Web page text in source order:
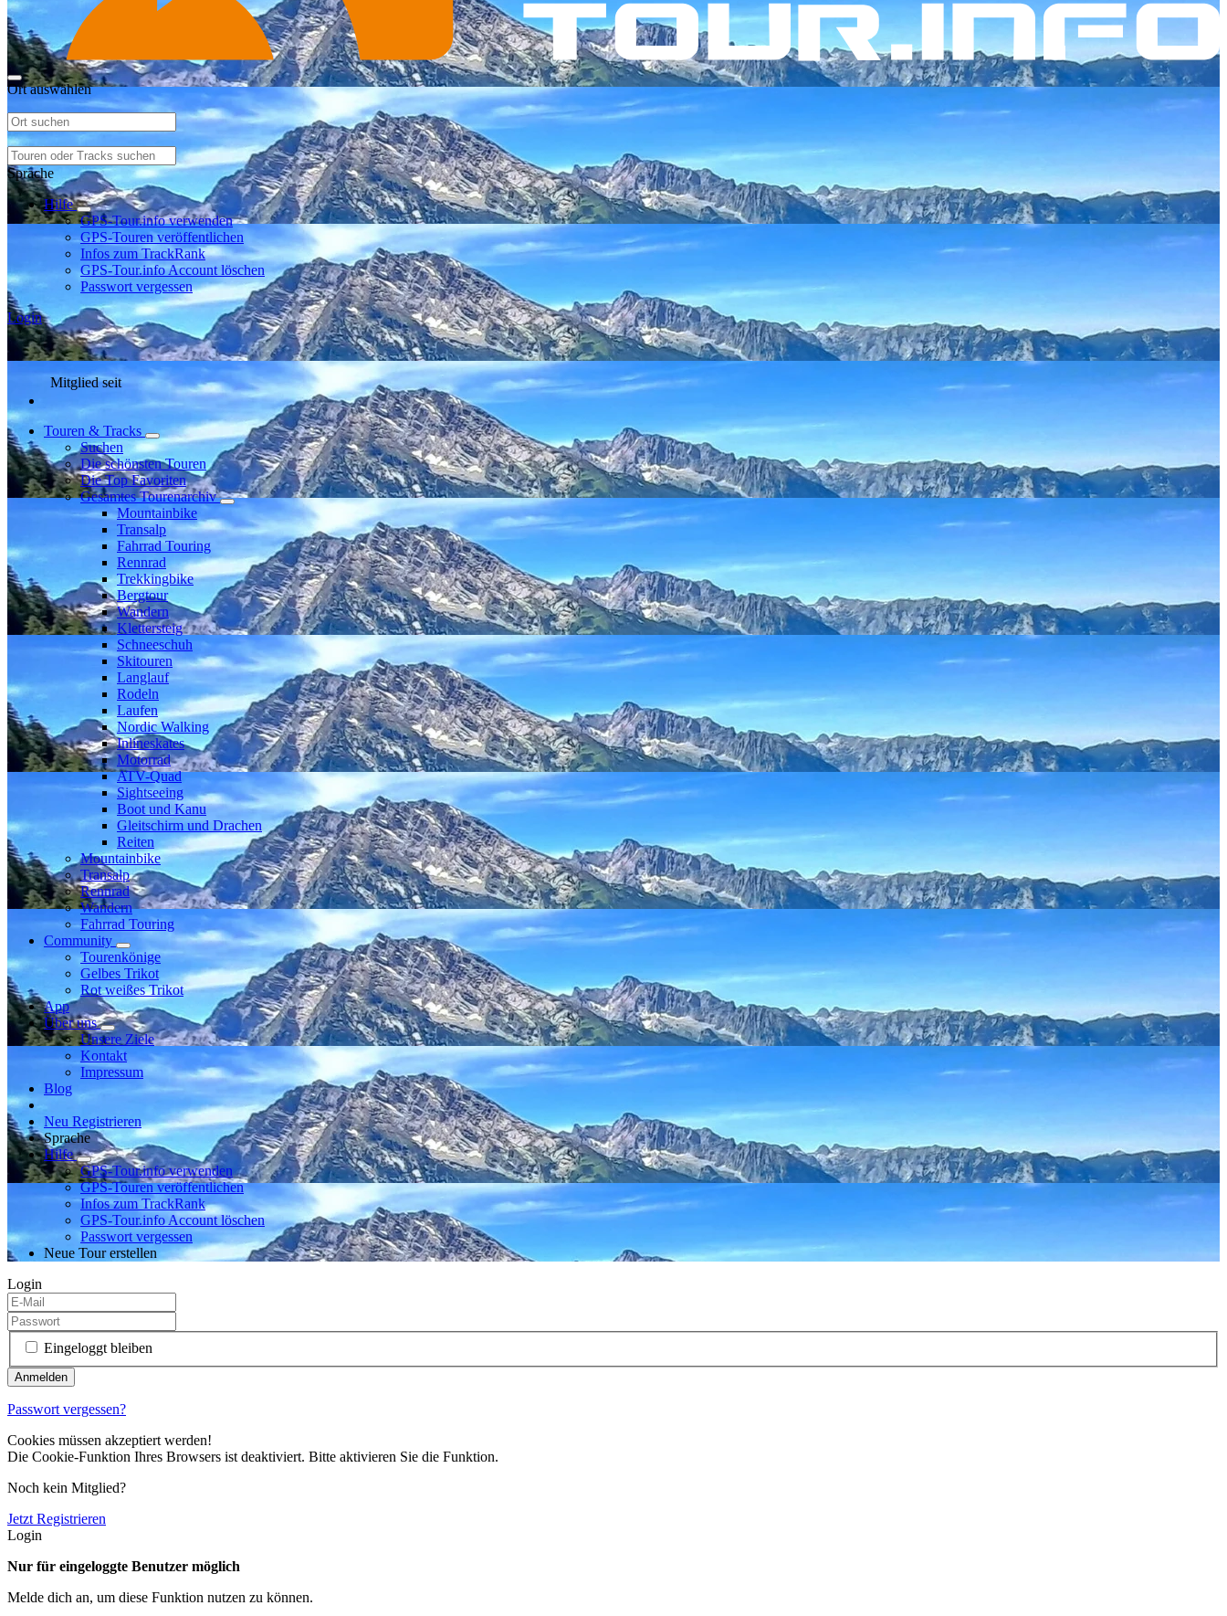
Ort auswählen
Sprache
Hilfe
GPS-Tour.info verwenden
GPS-Touren veröffentlichen
Infos zum TrackRank
GPS-Tour.info Account löschen
Passwort vergessen
Login
Mitglied seit
Touren & Tracks
Suchen
Die schönsten Touren
Die Top Favoriten
Gesamtes Tourenarchiv
Mountainbike
Transalp
Fahrrad Touring
Rennrad
Trekkingbike
Bergtour
Wandern
Klettersteig
Schneeschuh
Skitouren
Langlauf
Rodeln
Laufen
Nordic Walking
Inlineskates
Motorrad
ATV-Quad
Sightseeing
Boot und Kanu
Gleitschirm und Drachen
Reiten
Mountainbike
Transalp
Rennrad
Wandern
Fahrrad Touring
Community
Tourenkönige
Gelbes Trikot
Rot weißes Trikot
App
Über uns
Unsere Ziele
Kontakt
Impressum
Blog
Neu Registrieren
Sprache
Hilfe
GPS-Tour.info verwenden
GPS-Touren veröffentlichen
Infos zum TrackRank
GPS-Tour.info Account löschen
Passwort vergessen
Neue Tour erstellen
Login
Eingeloggt bleiben
Passwort vergessen?
Cookies müssen akzeptiert werden!
Die Cookie-Funktion Ihres Browsers ist deaktiviert. Bitte aktivieren Sie die Funktion.
Noch kein Mitglied?
Jetzt Registrieren
Login
Nur für eingeloggte Benutzer möglich
Melde dich an, um diese Funktion nutzen zu können.